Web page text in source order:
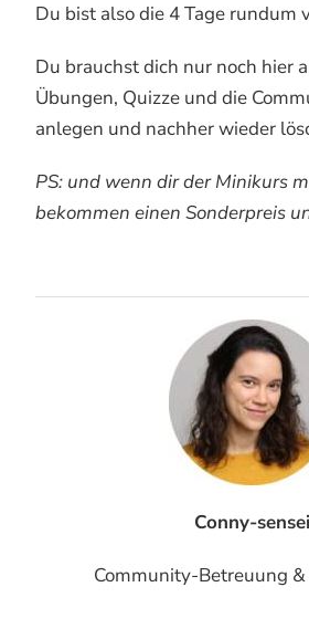
Du bist also die 4 Tage rundum
Du brauchst dich nur noch hier
Übungen, Quizze und die
anlegen und nachher wieder
PS: und wenn dir der Minikurs
bekommen einen Sonderpreis
Conny-sensei
Community-Betreuung